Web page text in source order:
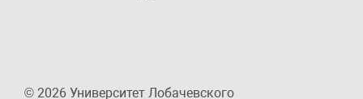
© 2026 Университет Лобачевского